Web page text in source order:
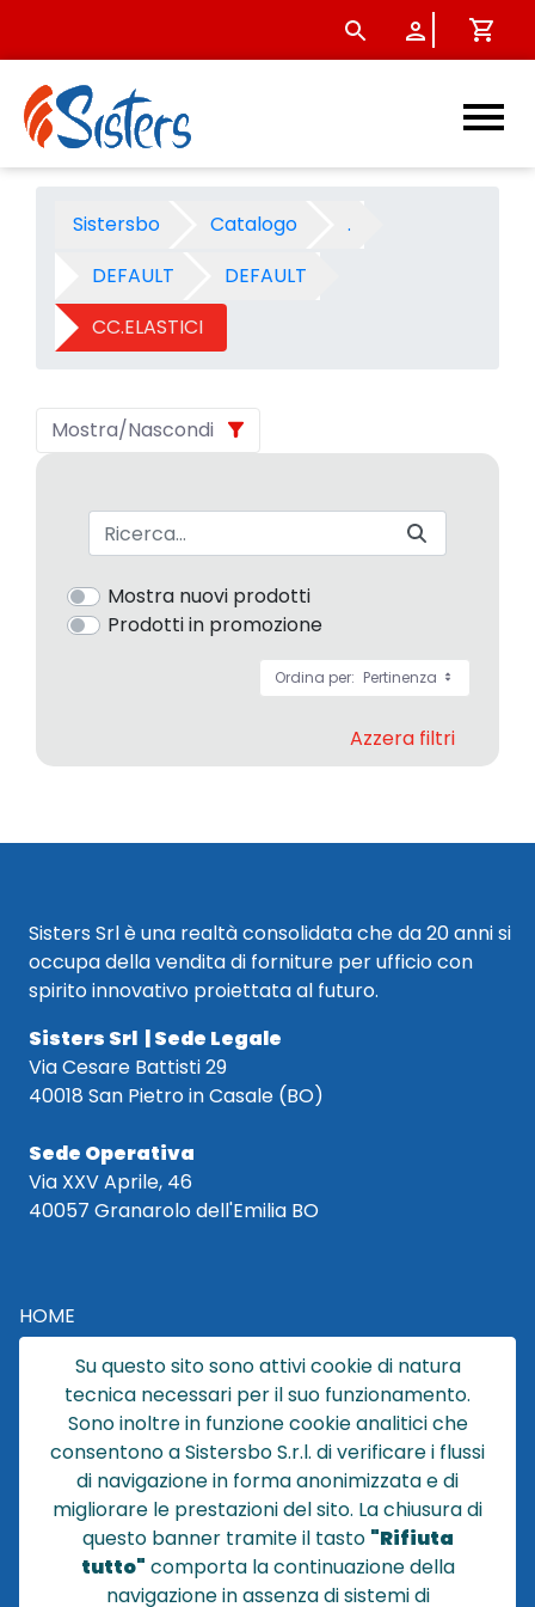
CC.ELASTICI - Categoria -
Sistersbo Catalogo
.
DEFAULT
DEFAULT
CC.ELASTICI
Mostra/Nascondi
Barra di ricerca
Mostra nuovi prodotti
Prodotti in promozione
Ordina per: Pertinenza
Azzera filtri
Sisters Srl è una realtà consolidata che da 20 anni si
occupa della vendita di forniture per ufficio con
spirito innovativo proiettata al futuro.
Sisters Srl | Sede Legale
Via Cesare Battisti 29
40018 San Pietro in Casale (BO)
Sede Operativa
Via XXV Aprile, 46
40057 Granarolo dell'Emilia BO
HOME
CATALOGO
CHI SIAMO
NEWS
CONTATTACI
CONDIZIONI DI VENDITA
POLICY PRIVACY
NOTE LEGALI
Su questo sito sono attivi cookie di natura
tecnica necessari per il suo funzionamento.
Sono inoltre in funzione cookie analitici che
consentono a Sistersbo S.r.l. di verificare i flussi
di navigazione in forma anonimizzata e di
migliorare le prestazioni del sito. La chiusura di
questo banner tramite il tasto "Rifiuta
tutto" comporta la continuazione della
navigazione in assenza di sistemi di